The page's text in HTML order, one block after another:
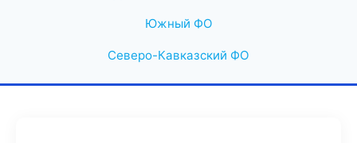
Южный ФО
Северо-Кавказский ФО